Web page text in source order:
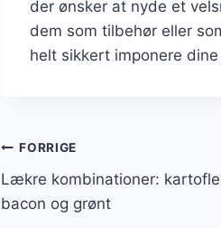
der ønsker at nyde et
dem som tilbehør eller
helt sikkert imponere
Indlægsnavigation
FORRIGE
Lækre kombinationer:
bacon og grønt